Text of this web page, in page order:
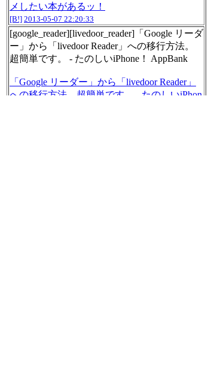
メしたい本があるッ！
[B!] 2013-05-07 22:20:33
[google_reader][livedoor_reader]「Google リーダ
ー」から「livedoor Reader」への移行方法。
超簡単です。 - たのしいiPhone！ AppBank
「Google リーダー」から「livedoor Reader」
への移行方法。超簡単です。 - たのしいiPhon